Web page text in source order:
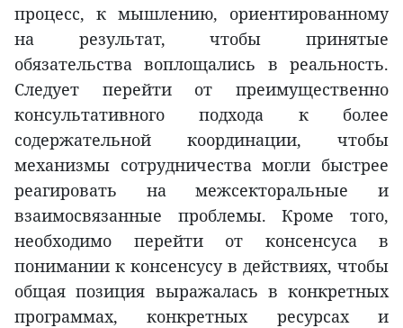
процесс, к мышлению, ориентированному
на результат, чтобы принятые
обязательства воплощались в реальность.
Следует перейти от преимущественно
консультативного подхода к более
содержательной координации, чтобы
механизмы сотрудничества могли быстрее
реагировать на межсекторальные и
взаимосвязанные проблемы. Кроме того,
необходимо перейти от консенсуса в
понимании к консенсусу в действиях, чтобы
общая позиция выражалась в конкретных
программах, конкретных ресурсах и